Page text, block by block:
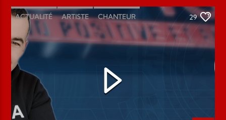
ACTUALITÉ ARTISTE CHANTEUR
ÉMISSION INTERVIEW KENZO DAVID
PAROLE DE FOI
PODCAST
29